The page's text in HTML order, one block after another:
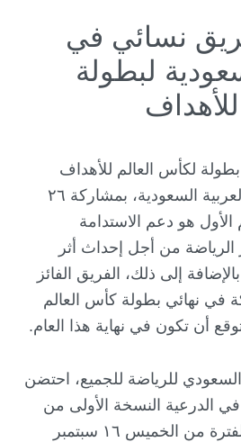
٢٦ فريق نسائي في
لبطولة
لكأس العالم للأهداف
العالمية في المملكة العربية السعودية، بمشاركة ٢٦
هو دعم الاستدامة
الرياضة من أجل إحداث أثر
إلى ذلك، الفريق الفائز
في نهائي بطولة كأس العالم
أن تكون في نهاية هذا العام.
للرياضة للجميع، احتضن
الدرعية النسخة الأولى من
البطولة، وذلك خلال الفترة من الخميس ١٦ سبتمبر